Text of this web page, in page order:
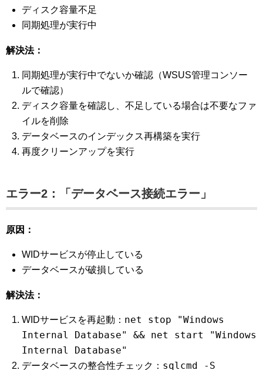
ディスク容量不足
同期処理が実行中
解決法：
同期処理が実行中でないか確認（WSUS管理コンソー
ルで確認）
ディスク容量を確認し、不足している場合は不要なファ
イルを削除
データベースのインデックス再構築を実行
再度クリーンアップを実行
エラー2：「データベース接続エラー」
原因：
WIDサービスが停止している
データベースが破損している
解決法：
WIDサービスを再起動： net stop "Windows
Internal Database" && net start "Windows
Internal Database"
データベースの整合性チェック： sqlcmd -S